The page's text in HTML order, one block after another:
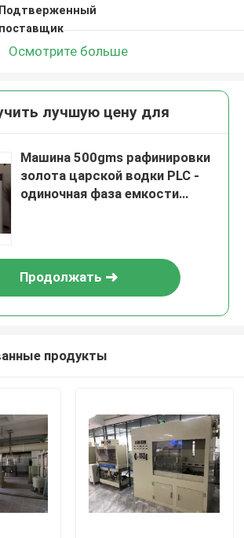
Подтверженный
поставщик
Осмотрите больше
лучшую цену для
Машина 500gms рафинировки
золота царской водки PLC -
одиночная фаза емкости
Продолжать
продукты